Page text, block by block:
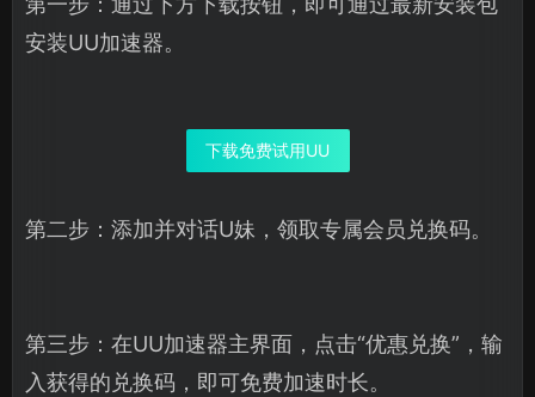
安装UU加速器。
下载免费试用UU
第二步：添加并对话U妹，领取专属会员兑换码。
第三步：在UU加速器主界面，点击“优惠兑换”，输
入获得的兑换码，即可免费加速时长。